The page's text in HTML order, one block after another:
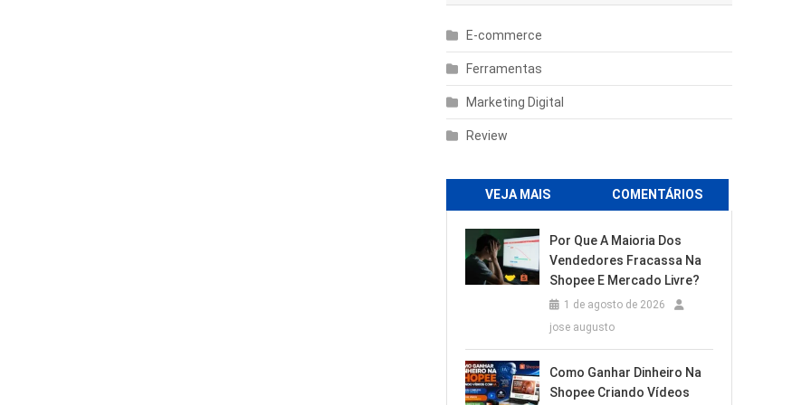
E-commerce
Ferramentas
Marketing Digital
Review
VEJA MAIS COMENTÁRIOS
Por Que A Maioria Dos
Vendedores Fracassa Na
Shopee E Mercado Livre?
1 de agosto de 2026
jose augusto
Como Ganhar Dinheiro Na
Shopee Criando Vídeos